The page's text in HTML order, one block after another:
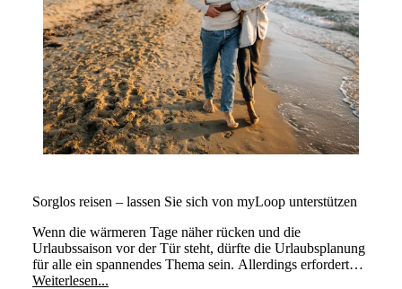
Sorglos reisen – lassen Sie sich von myLoop unterstützen
Wenn die wärmeren Tage näher rücken und die
Urlaubssaison vor der Tür steht, dürfte die Urlaubsplanung
für alle ein spannendes Thema sein. Allerdings erfordert
Reisen zusätzliche Überlegungen.
Weiterlesen...